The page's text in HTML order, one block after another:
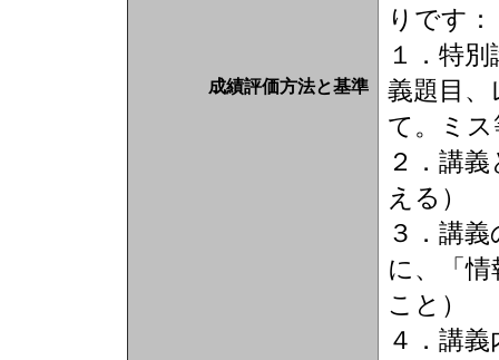
成績評価方法と基準
りです：
１．特
義題目、
て。ミ
２．講
える）
３．講
に、「
こと）
４．講